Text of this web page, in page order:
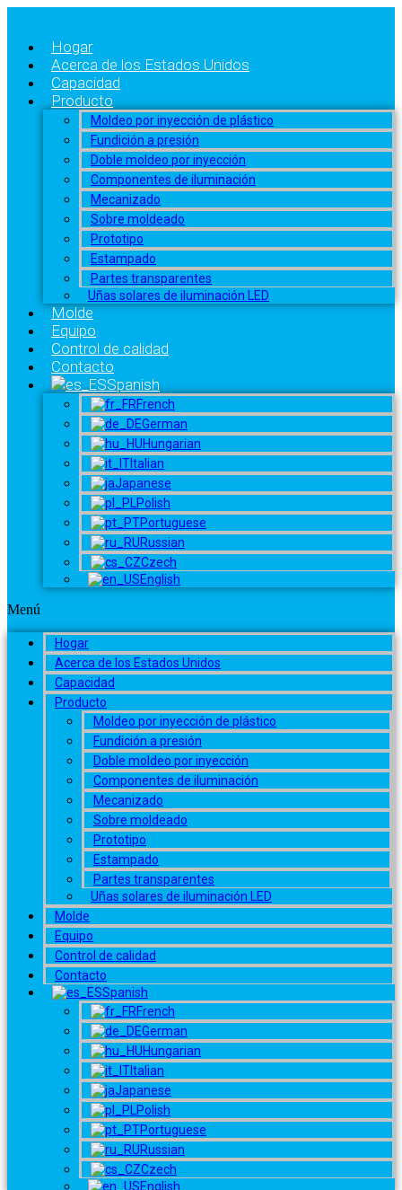
Hogar
Acerca de los Estados Unidos
Capacidad
Producto
Moldeo por inyección de plástico
Fundición a presión
Doble moldeo por inyección
Componentes de iluminación
Mecanizado
Sobre moldeado
Prototipo
Estampado
Partes transparentes
Uñas solares de iluminación LED
Molde
Equipo
Control de calidad
Contacto
Spanish
French
German
Hungarian
Italian
Japanese
Polish
Portuguese
Russian
Czech
English
Menú
Hogar
Acerca de los Estados Unidos
Capacidad
Producto
Moldeo por inyección de plástico
Fundición a presión
Doble moldeo por inyección
Componentes de iluminación
Mecanizado
Sobre moldeado
Prototipo
Estampado
Partes transparentes
Uñas solares de iluminación LED
Molde
Equipo
Control de calidad
Contacto
Spanish
French
German
Hungarian
Italian
Japanese
Polish
Portuguese
Russian
Czech
English